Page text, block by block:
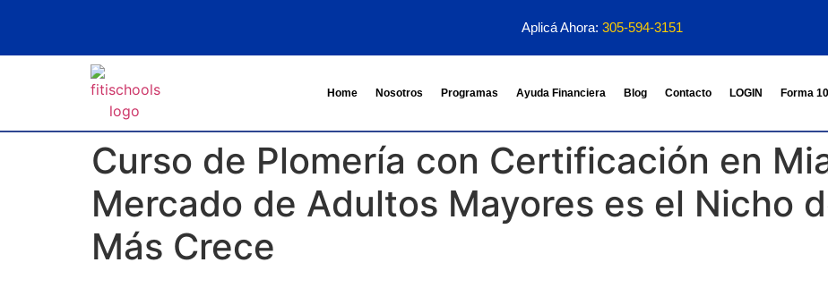
Aplicá Ahora: 305-594-3151
Home Nosotros Programas Ayuda Financiera Blog Contacto LOGIN Forma
Curso de Plomería con Certificación en
Mercado de Adultos Mayores es el Nicho
Más Crece